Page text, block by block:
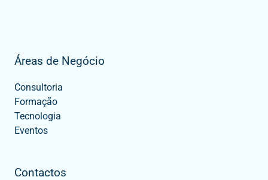
Áreas de Negócio
Consultoria
Formação
Tecnologia
Eventos
Contactos